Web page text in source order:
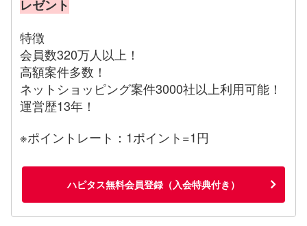
レゼント
特徴
会員数320万人以上！
高額案件多数！
ネットショッピング案件3000社以上利用可能！
運営歴13年！
※ポイントレート：1ポイント=1円
ハピタス無料会員登録（入会特典付き）